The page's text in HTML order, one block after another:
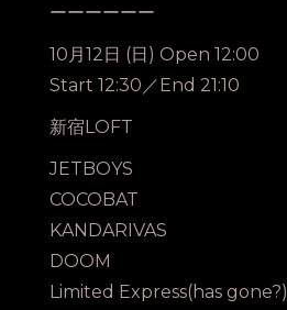
ーーーーーー
10月12日 (日) Open 12:00
Start 12:30／End 21:10
新宿LOFT
JETBOYS
COCOBAT
KANDARIVAS
DOOM
Limited Express(has gone?)